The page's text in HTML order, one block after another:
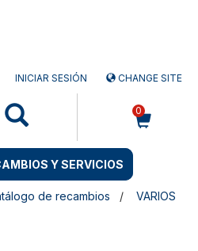
INICIAR SESIÓN CHANGE SITE
0
Y SERVICIOS
de recambios
VARIOS